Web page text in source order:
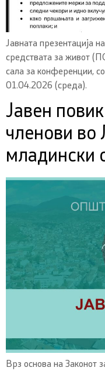
Јавната презентација
средствата за живот
сала за конференции,
01.04.2026 (среда).
Јавен
членови во
младински
Врз основа на Законот